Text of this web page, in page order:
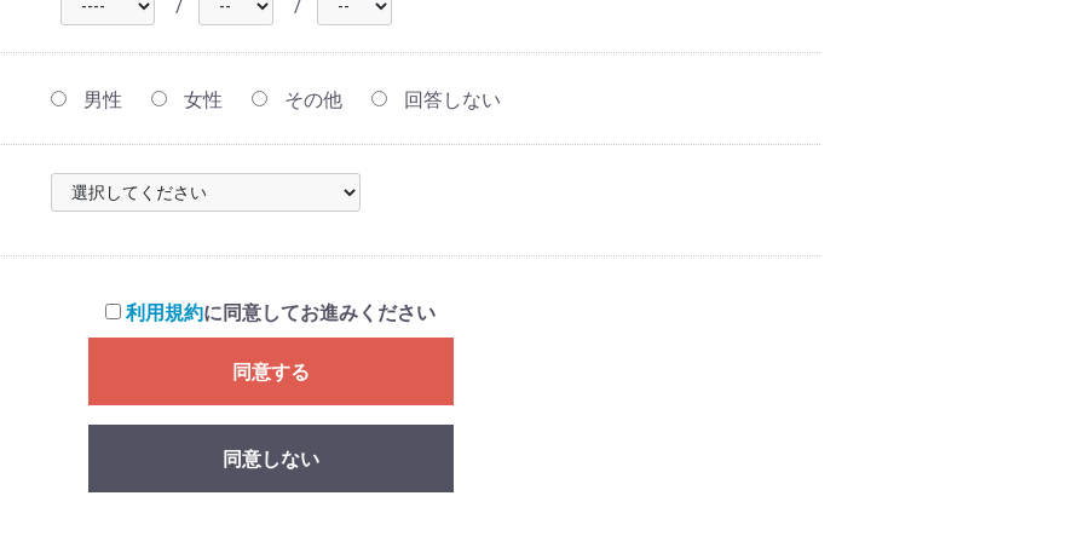
/ /
男性 女性 その他 回答しない
利用規約に同意してお進みください
同意する
同意しない